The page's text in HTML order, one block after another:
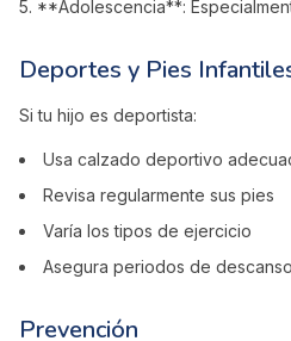
5. **Adolescencia**:
Deportes y Pies
Si tu hijo es deportista:
Usa calzado deportivo
Revisa regularmente sus pies
Varía los tipos de ejercicio
Asegura periodos de
Prevención